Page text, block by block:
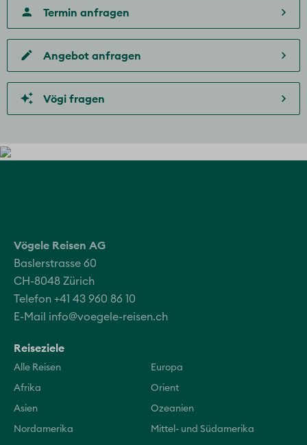
Termin anfragen
Angebot anfragen
Vögi fragen
Vögele Reisen AG
Baslerstrasse 60
CH-8048 Zürich
Telefon +41 43 960 86 10
E-Mail info@voegele-reisen.ch
Reiseziele
Alle Reisen Europa
Afrika Orient
Asien Ozeanien
Nordamerika Mittel- und Südamerika